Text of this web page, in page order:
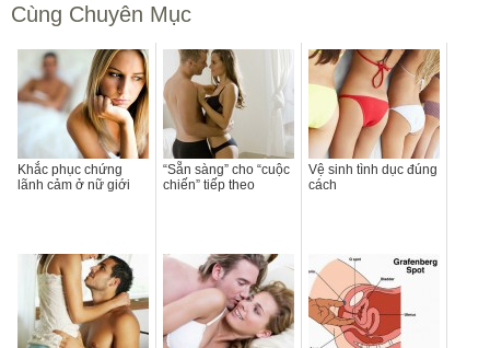
Cùng Chuyên Mục
Khắc phục chứng
lãnh cảm ở nữ giới
“Sẵn sàng” cho “cuộc
chiến” tiếp theo
Vệ sinh tình dục đúng
cách